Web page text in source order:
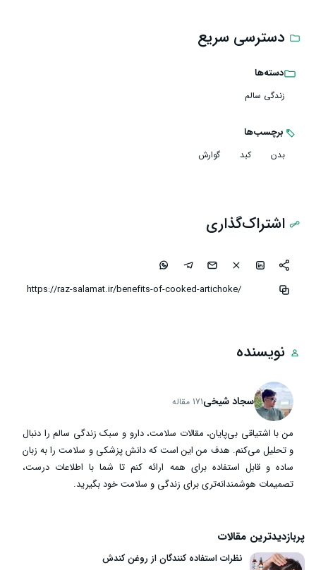
دسترسی سریع
دسته‌ها
زندگی سالم
برچسب‌ها
بدن کبد گوارش
اشتراک‌گذاری
نویسنده
سجاد شیخی171 مقاله
من با اشتیاقی بی‌پایان، مقالات سلامت، دارو و سبک زندگی سالم را دنبال
و تحلیل می‌کنم. هدف من این است که دانش پزشکی و سلامت را به زبان
ساده و قابل استفاده برای همه ارائه کنم تا شما با اطلاعات درست،
تصمیمات هوشمندانه‌تری برای زندگی و سلامت خود بگیرید.
پربازدیدترین مقالات
نظرات استفاده کنندگان از روغن کندش